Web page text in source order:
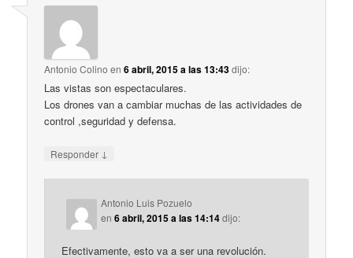
Antonio Colino en6 abril, 2015 a las 13:43dijo:
Las vistas son espectaculares.
Los drones van a cambiar muchas de las actividades de
control ,seguridad y defensa.
Responder ↓
Antonio Luis Pozuelo
en6 abril, 2015 a las 14:14dijo:
Efectivamente, esto va a ser una revolución.